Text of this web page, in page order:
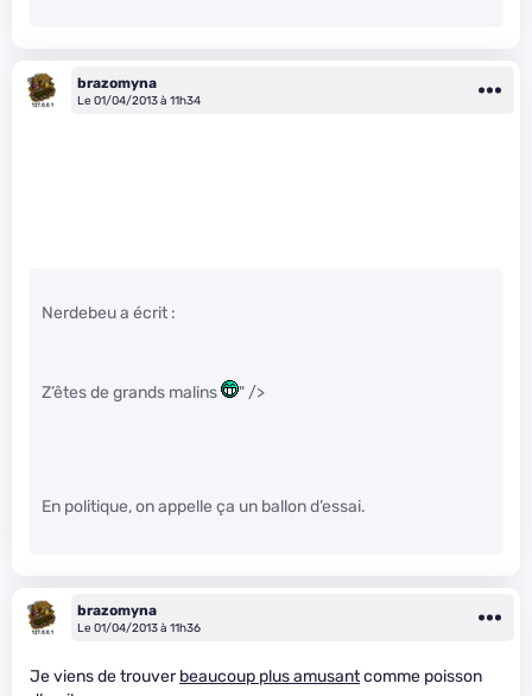
brazomyna
Le 01/04/2013 à 11h34
Nerdebeu a écrit :
Z’êtes de grands malins " />
En politique, on appelle ça un ballon d’essai.
brazomyna
Le 01/04/2013 à 11h36
Je viens de trouverbeaucoup plus amusantcomme poisson